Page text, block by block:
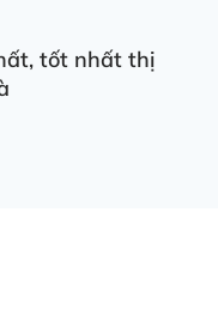
tốt nhất thị